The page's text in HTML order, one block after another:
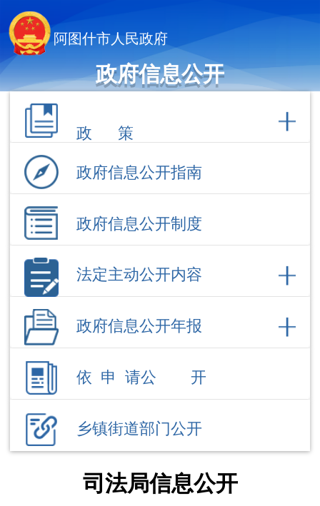
阿图什市人民政府
政府信息公开
政府信息公开指南
政府信息公开制度
法定主动公开内容
政府信息公开年报
依 申 请公 开
司法局信息公开
办公地
址
新疆阿图什市新城街道苏州
路1号
办公时
夏季：10:00-14:00，16:00-
20:00；冬季：10:00-14:00，